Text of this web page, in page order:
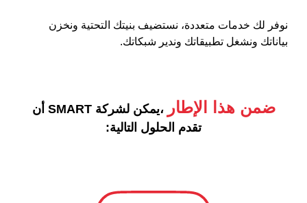
نوفر لك خدمات متعددة، نستضيف بنيتك التحتية ونخزن
بياناتك ونشغل تطبيقاتك وندير شبكاتك.
ضمن هذا الإطار
،يمكن لشركة SMART أن
تقدم الحلول التالية: